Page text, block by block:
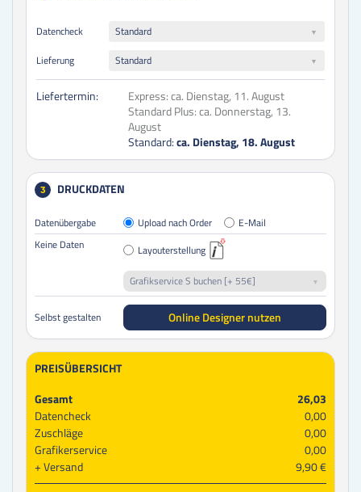
Datencheck
Standard
Lieferung
Standard
Liefertermin: Express: ca. Dienstag, 11. August
Standard Plus: ca. Donnerstag, 13.
August
Standard: ca. Dienstag, 18. August
3 DRUCKDATEN
Datenübergabe Upload nach Order
E-Mail
Keine Daten
Layouterstellung
Grafikservice S buchen [+ 55€]
Selbst gestalten Online Designer nutzen
PREISÜBERSICHT
Gesamt
26,03
Datencheck
0,00
Zuschläge
0,00
Grafikerservice
0,00
Versand
9,90 €